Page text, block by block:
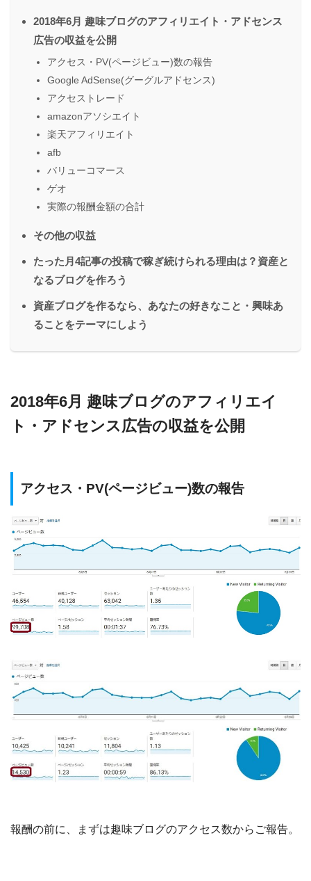
2018年6月 趣味ブログのアフィリエイト・アドセンス
広告の収益を公開
アクセス・PV(ページビュー)数の報告
Google AdSense(グーグルアドセンス)
アクセストレード
amazonアソシエイト
楽天アフィリエイト
afb
バリューコマース
ゲオ
実際の報酬金額の合計
その他の収益
たった月4記事の投稿で稼ぎ続けられる理由は？資産と
なるブログを作ろう
資産ブログを作るなら、あなたの好きなこと・興味あ
ることをテーマにしよう
2018年6月 趣味ブログのアフィリエイ
ト・アドセンス広告の収益を公開
アクセス・PV(ページビュー)数の報告
報酬の前に、まずは趣味ブログのアクセス数からご報告。